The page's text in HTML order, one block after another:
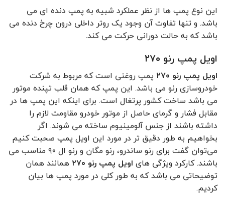
این نوع پمپ ها از نظر عملکرد شبیه به پمپ دنده ای می
باشد. و تنها تفاوت آن وجود یک روتر داخلی درون چرخ دنده می
باشد که به حالت دورانی حرکت می‌ کند.
اویل پمپ رنو ۲۷۰
اویل پمپ رنو ۲۷۰
پمپ روغنی است که مربوط به شرکت
خودروسازی رنو می باشد. این پمپ که همان قلب تپنده موتور
می باشد ساخت کشور پرتغال است. برای اینکه این پمپ ها در
مقابل فشار و گرمای حاصل از موتور خودرو مقاومت لازم را
داشته باشند از جنس آلومینیوم ساخته می ‌شوند. اگر
بخواهیم به طور دقیق تر در مورد این اویل پمپ صحبت کنیم
می‌توان گفت برای رنو ساندرو، رنو مگان و رنو ال ۹۰ مناسب می
باشند. کارکرد ویژگی ‌های اویل پمپ رنو ۲۷۰
همانند همان
توضیحاتی می باشد که به طور کلی در مورد پمپ ها بیان
کردیم.